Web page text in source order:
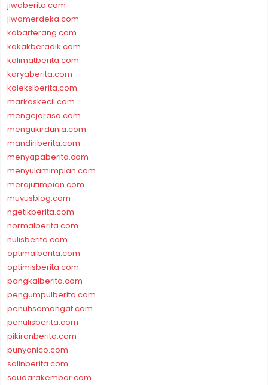
jiwaberita.com
jiwamerdeka.com
kabarterang.com
kakakberadik.com
kalimatberita.com
karyaberita.com
koleksiberita.com
markaskecil.com
mengejarasa.com
mengukirdunia.com
mandiriberita.com
menyapaberita.com
menyulamimpian.com
merajutimpian.com
muvusblog.com
ngetikberita.com
normalberita.com
nulisberita.com
optimalberita.com
optimisberita.com
pangkalberita.com
pengumpulberita.com
penuhsemangat.com
penulisberita.com
pikiranberita.com
punyanico.com
salinberita.com
saudarakembar.com